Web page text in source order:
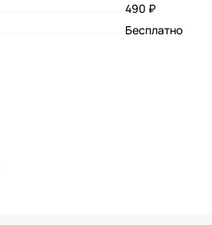
490 ₽
Бесплатно